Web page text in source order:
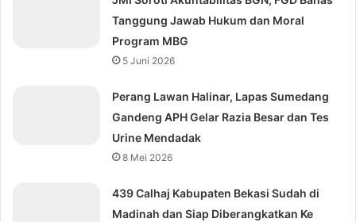
Tanggung Jawab Hukum dan Moral
Program MBG
5 Juni 2026
Perang Lawan Halinar, Lapas Sumedang
Gandeng APH Gelar Razia Besar dan Tes
Urine Mendadak
8 Mei 2026
439 Calhaj Kabupaten Bekasi Sudah di
Madinah dan Siap Diberangkatkan Ke